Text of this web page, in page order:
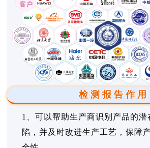
检测报告作用
1、可以帮助生产商识别产品的潜
陷，并及时改进生产工艺，保障